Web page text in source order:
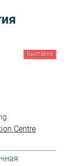
Выставка
Centre